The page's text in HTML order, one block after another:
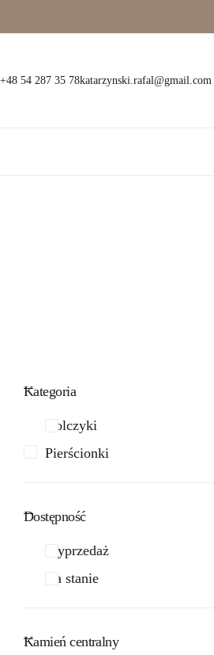
+48 54 287 35 78katarzynski.rafal@gmail.com
Kategoria
Kolczyki
Pierścionki
Dostępność
Wyprzedaż
Na stanie
Kamień centralny